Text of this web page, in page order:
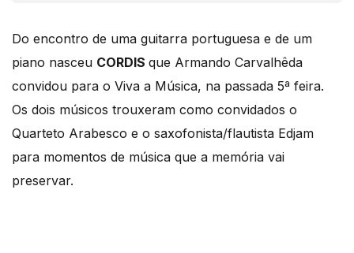
Do encontro de uma guitarra portuguesa e de um
piano nasceu CORDIS que Armando Carvalhêda
convidou para o Viva a Música, na passada 5ª feira.
Os dois músicos trouxeram como convidados o
Quarteto Arabesco e o saxofonista/flautista Edjam
para momentos de música que a memória vai
preservar.